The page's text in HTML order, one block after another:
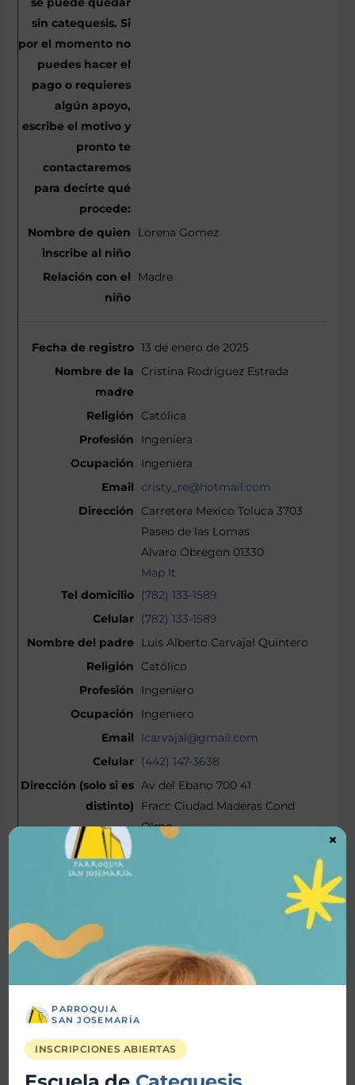
Lorena Gomez
Madre
13 de enero de 2025
Cristina Rodríguez Estrada
Católica
Ingeniera
Ingeniera
cristy_re@hotmail.com
Carretera Mexico Toluca 3703
Paseo de las Lomas
Alvaro Obregon 01330
Map It
(782) 133-1589
(782) 133-1589
Luis Alberto Carvajal Quintero
Católico
Ingeniero
Ingeniero
lcarvajal@gmail.com
(442) 147-3638
Av del Ebano 700 41
Fracc Ciudad Maderas Cond
Olmo
Luis Emiliano Carvajal Rodriguez
Colegio Anglo Americano Santa
11
Bautismo
PARROQUIA
SAN JOSEMARÍA
INSCRIPCIONES ABIERTAS
×